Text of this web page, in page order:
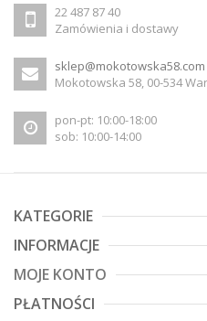
22 487 87 40
Zamówienia i dostawy
sklep@mokotowska58.com
Mokotowska 58, 00-534
pon-pt: 10:00-18:00
sob: 10:00-14:00
KATEGORIE
INFORMACJE
MOJE KONTO
PŁATNOŚCI